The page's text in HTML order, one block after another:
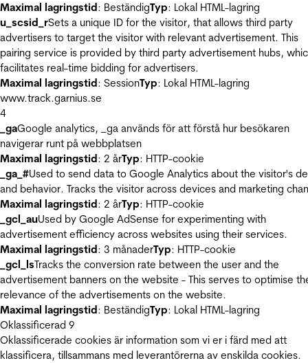
Maximal lagringstid: BeständigTyp: Lokal HTML-lagring
u_scsid_rSets a unique ID for the visitor, that allows third party
advertisers to target the visitor with relevant advertisement. This
pairing service is provided by third party advertisement hubs,
facilitates real-time bidding for advertisers.
Maximal lagringstid: SessionTyp: Lokal HTML-lagring
www.track.garnius.se
4
_gaGoogle analytics, _ga används för att förstå hur besökaren
navigerar runt på webbplatsen
Maximal lagringstid: 2 årTyp: HTTP-cookie
_ga_#Used to send data to Google Analytics about the visitor's
and behavior. Tracks the visitor across devices and marketing
Maximal lagringstid: 2 årTyp: HTTP-cookie
_gcl_auUsed by Google AdSense for experimenting with
advertisement efficiency across websites using their services.
Maximal lagringstid: 3 månaderTyp: HTTP-cookie
_gcl_lsTracks the conversion rate between the user and the
advertisement banners on the website - This serves to optimise
relevance of the advertisements on the website.
Maximal lagringstid: BeständigTyp: Lokal HTML-lagring
Oklassificerad 9
Oklassificerade cookies är information som vi er i färd med att
klassificera, tillsammans med leverantörerna av enskilda cookies.